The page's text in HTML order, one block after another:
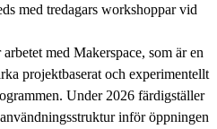
med tredagars workshoppar vid
med Makerspace, som är en
projektbaserat och experimentellt
Under 2026 färdigställer
inför öppningen